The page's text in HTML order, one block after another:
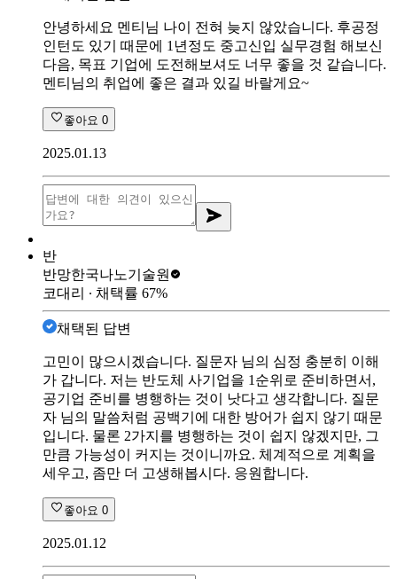
안녕하세요 멘티님 나이 전혀 늦지 않았습니다. 후공정
인턴도 있기 때문에 1년정도 중고신입 실무경험 해보신
다음, 목표 기업에 도전해보셔도 너무 좋을 것 같습니다.
멘티님의 취업에 좋은 결과 있길 바랄게요~
좋아요 0
2025.01.13
반
반망한국나노기술원
코대리 ∙ 채택률 67%
채택된 답변
고민이 많으시겠습니다. 질문자 님의 심정 충분히 이해
가 갑니다. 저는 반도체 사기업을 1순위로 준비하면서,
공기업 준비를 병행하는 것이 낫다고 생각합니다. 질문
자 님의 말씀처럼 공백기에 대한 방어가 쉽지 않기 때문
입니다. 물론 2가지를 병행하는 것이 쉽지 않겠지만, 그
만큼 가능성이 커지는 것이니까요. 체계적으로 계획을
세우고, 좀만 더 고생해봅시다. 응원합니다.
좋아요 0
2025.01.12